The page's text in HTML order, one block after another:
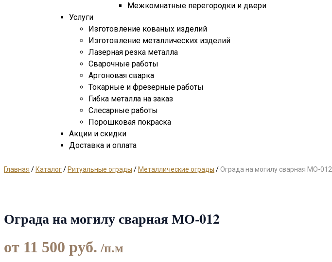
Межкомнатные перегородки и двери
Услуги
Изготовление кованых изделий
Изготовление металлических изделий
Лазерная резка металла
Сварочные работы
Аргоновая сварка
Токарные и фрезерные работы
Гибка металла на заказ
Слесарные работы
Порошковая покраска
Акции и скидки
Доставка и оплата
Главная / Каталог/ Ритуальные ограды / Металлические ограды /Ограда на могилу сварная МО-012
Ограда на могилу сварная МО-012
от 11 500 руб. /п.м